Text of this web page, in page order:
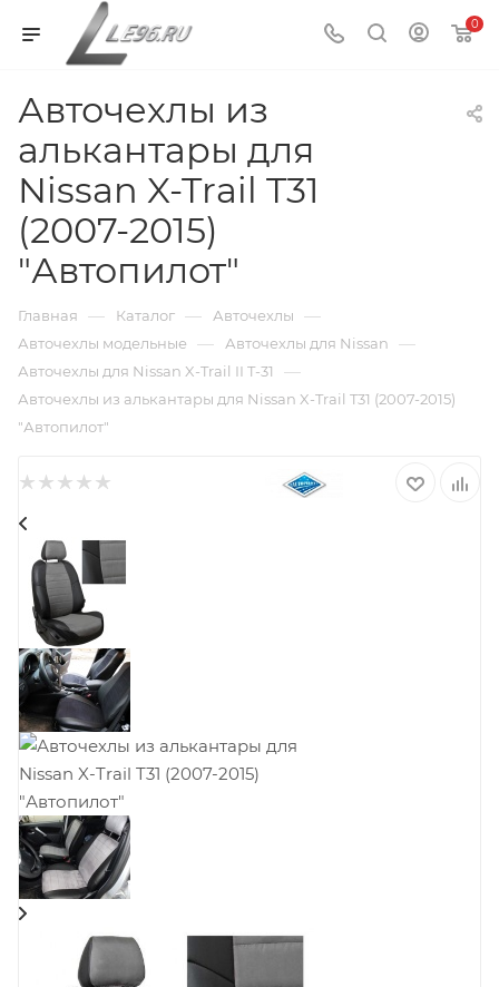
0
Авточехлы из
алькантары для
Nissan X-Trail T31
(2007-2015)
"Автопилот"
Главная — Каталог — Авточехлы —
Авточехлы модельные — Авточехлы для Nissan —
Авточехлы для Nissan X-Trail II T-31 —
Авточехлы из алькантары для Nissan X-Trail T31 (2007-2015)
"Автопилот"